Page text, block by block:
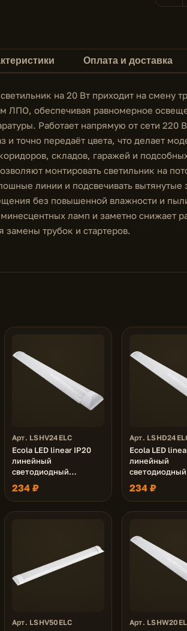
Оплата и доставка
на 20 Вт приходит на смену
ЛПО, обеспечивая равномерное
Работает напрямую от сети 220
и точно передаёт цвета, что делает
складов, гаражей и
монтировать светильник на
линии и подсвечивать
без повышенной влажности и
ламп и заметно снижает
замены трубок и стартеров.
Арт. LSHV24ELC
Ecola LED linear IP20
линейный
светодиодный
светильник (замена
ЛПО) 24W 220V 4200K
600x75x25
234 ₽
Арт.
Ecola LED
линейный
светодиодный
светильник
ЛПО) 24W
600x75x25
234 ₽
Арт. LSHV50ELC Арт.